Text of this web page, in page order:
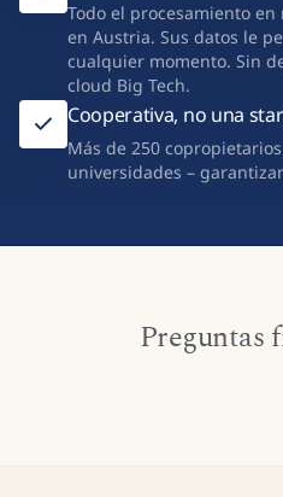
Todo el procesamiento
en Austria. Sus datos le
cualquier momento. Sin
cloud Big Tech.
Cooperativa, no una
Más de 250
universidades –
Preguntas